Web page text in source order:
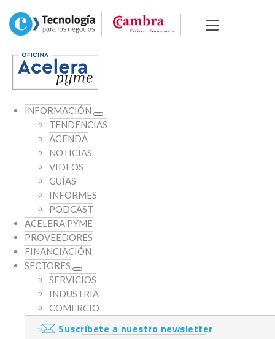
INFORMACIÓN
TENDENCIAS
AGENDA
NOTICIAS
VIDEOS
GUÍAS
INFORMES
PODCAST
ACELERA PYME
PROVEEDORES
FINANCIACIÓN
SECTORES
SERVICIOS
INDUSTRIA
COMERCIO
Suscríbete a nuestro newsletter